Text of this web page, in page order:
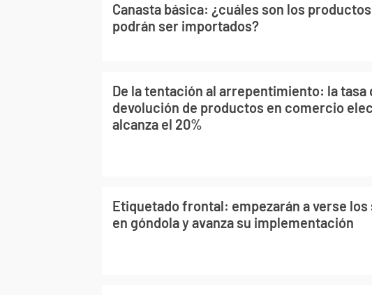
Canasta básica: ¿cuáles son los
podrán ser importados?
De la tentación al arrepentimiento: la tasa
devolución de productos en comercio
alcanza el 20%
Etiquetado frontal: empezarán a verse los
en góndola y avanza su implementación